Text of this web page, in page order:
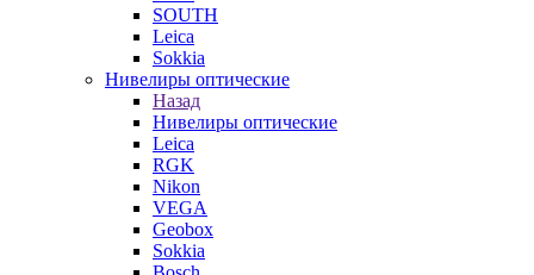
SOUTH
Leica
Sokkia
Нивелиры оптические
Назад
Нивелиры оптические
Leica
RGK
Nikon
VEGA
Geobox
Sokkia